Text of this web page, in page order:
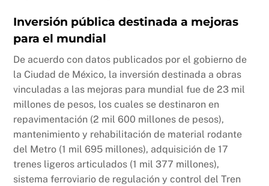
Inversión pública destinada a mejoras
para el mundial
De acuerdo con datos publicados por el gobierno de
la Ciudad de México, la inversión destinada a obras
vinculadas a las mejoras para mundial fue de 23 mil
millones de pesos, los cuales se destinaron en
repavimentación (2 mil 600 millones de pesos),
mantenimiento y rehabilitación de material rodante
del Metro (1 mil 695 millones), adquisición de 17
trenes ligeros articulados (1 mil 377 millones),
sistema ferroviario de regulación y control del Tren